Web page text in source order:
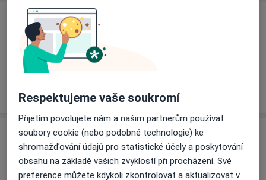
Ceník
Informace o službách a cenách nejsou k dispozici
Tento specialista ještě nepřidával žádné informace o
Adresa
Diabetologická ambulance
Masarykova 389, Humpolec39601
Respektujeme vaše soukromí
Přijetím povolujete nám a našim partnerům používat
soubory cookie (nebo podobné technologie) ke
shromažďování údajů pro statistické účely a poskytování
obsahu na základě vašich zvyklostí při procházení. Své
preference můžete kdykoli zkontrolovat a aktualizovat v